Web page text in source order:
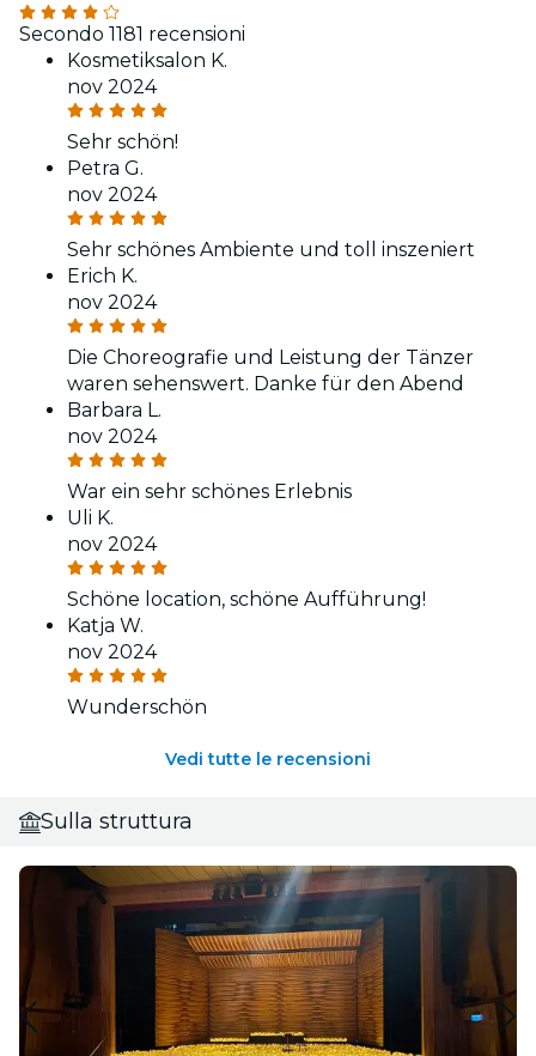
Secondo 1181 recensioni
Kosmetiksalon K.
nov 2024
Sehr schön!
Petra G.
nov 2024
Sehr schönes Ambiente und toll inszeniert
Erich K.
nov 2024
Die Choreografie und Leistung der Tänzer
waren sehenswert. Danke für den Abend
Barbara L.
nov 2024
War ein sehr schönes Erlebnis
Uli K.
nov 2024
Schöne location, schöne Aufführung!
Katja W.
nov 2024
Wunderschön
Vedi tutte le recensioni
Sulla struttura